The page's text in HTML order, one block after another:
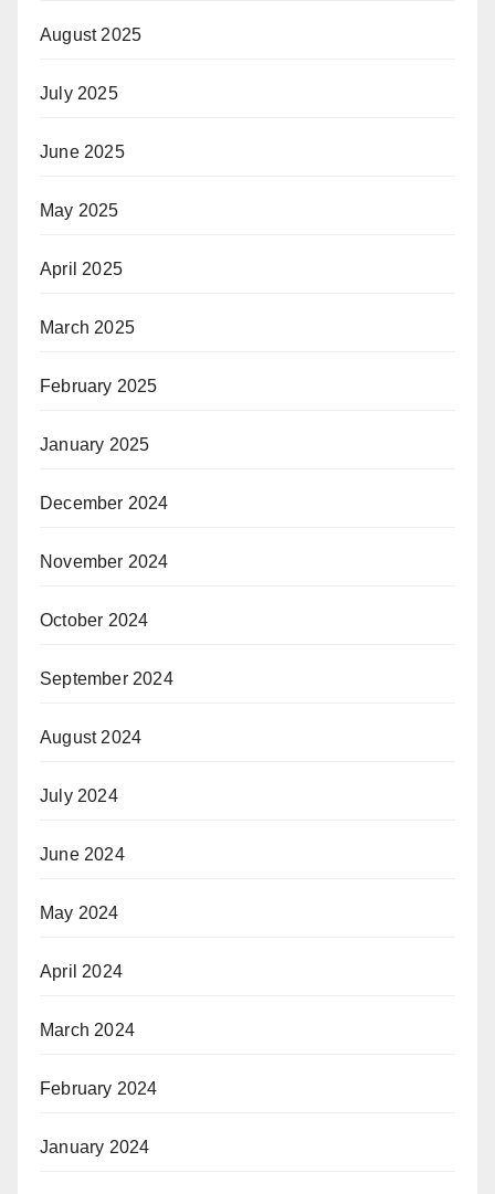
August 2025
July 2025
June 2025
May 2025
April 2025
March 2025
February 2025
January 2025
December 2024
November 2024
October 2024
September 2024
August 2024
July 2024
June 2024
May 2024
April 2024
March 2024
February 2024
January 2024